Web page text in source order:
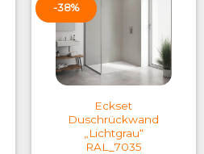
-38%
Eckset
Duschrückwand
„Lichtgrau“
RAL_7035